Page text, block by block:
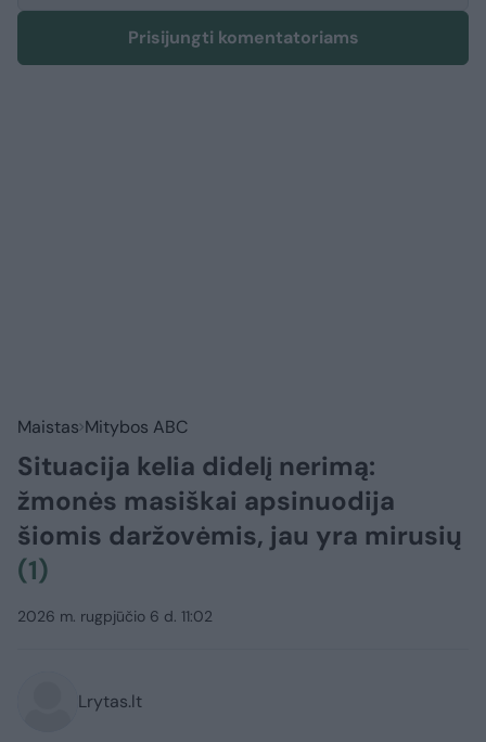
Prisijungti komentatoriams
Maistas Mitybos ABC
Situacija kelia didelį nerimą:
žmonės masiškai apsinuodija
šiomis daržovėmis, jau yra mirusių
(1)
2026 m. rugpjūčio 6 d. 11:02
Lrytas.lt